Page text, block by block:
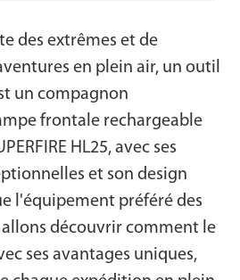
des extrêmes et de
en plein air, un outil
un compagnon
frontale rechargeable
HL25, avec ses
et son design
l'équipement préféré des
découvrir comment le
ses avantages uniques,